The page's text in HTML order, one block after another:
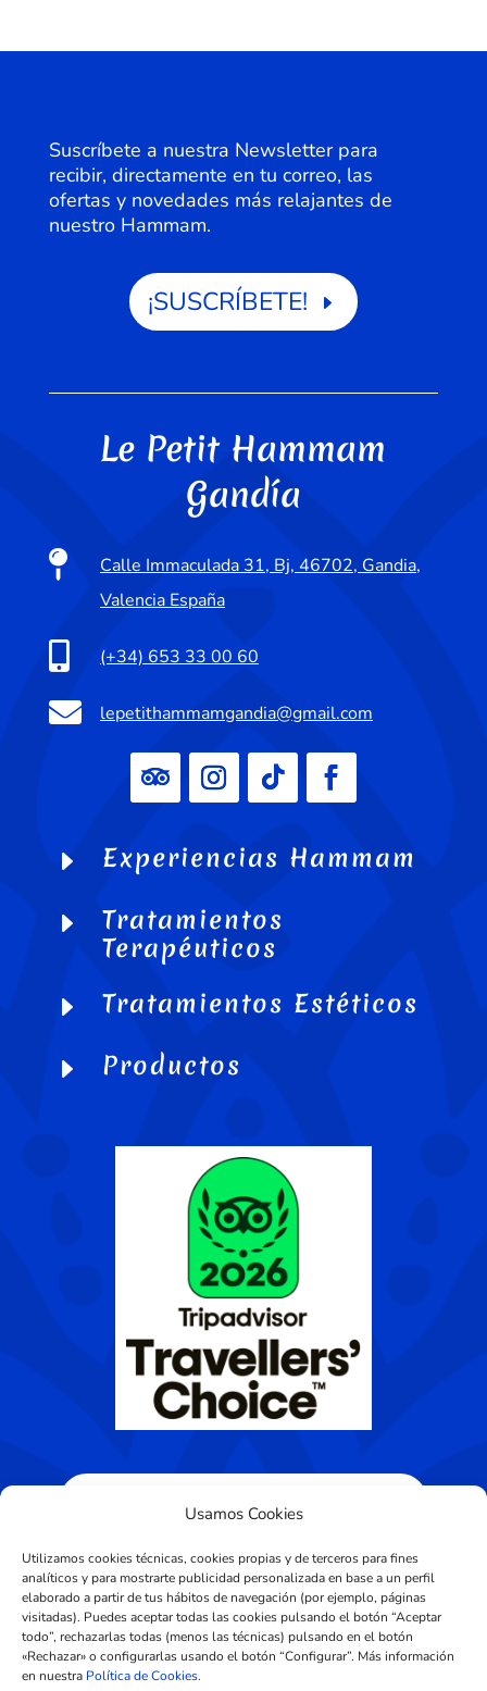
Usamos Cookies
Utilizamos cookies técnicas, cookies propias y de terceros para fines
analíticos y para mostrarte publicidad personalizada en base a un perfil
elaborado a partir de tus hábitos de navegación (por ejemplo, páginas
visitadas). Puedes aceptar todas las cookies pulsando el botón “Aceptar
todo”, rechazarlas todas (menos las técnicas) pulsando en el botón
«Rechazar» o configurarlas usando el botón “Configurar”. Más información
en nuestra Política de Cookies.
Suscríbete a nuestra Newsletter para
recibir, directamente en tu correo, las
ofertas y novedades más relajantes de
nuestro Hammam.
¡SUSCRÍBETE!
Le Petit Hammam
Gandía

Calle Immaculada 31, Bj, 46702, Gandia,
Valencia España
 (+34) 653 33 00 60
 lepetithammamgandia@gmail.com
E
Experiencias Hammam
E
Tratamientos
Terapéuticos
E
Tratamientos Estéticos
E
Productos
Diseñado porCROS Solutions